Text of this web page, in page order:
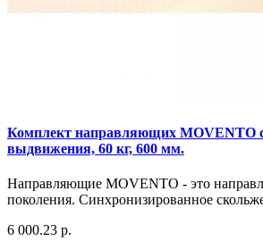
Комплект направляющих MOVENTO
выдвижения, 60 кг, 600 мм.
Направляющие MOVENTO - это
поколения. Синхронизированное
6 000.23 р.